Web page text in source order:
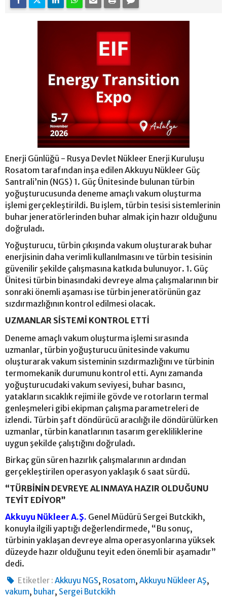
Enerji Günlüğü - Rusya Devlet Nükleer Enerji Kuruluşu
Rosatom tarafından inşa edilen Akkuyu Nükleer Güç
Santrali’nin (NGS) 1. Güç Ünitesinde bulunan türbin
yoğuşturucusunda deneme amaçlı vakum oluşturma
işlemi gerçekleştirildi. Bu işlem, türbin tesisi sistemlerinin
buhar jeneratörlerinden buhar almak için hazır olduğunu
doğruladı.
Yoğuşturucu, türbin çıkışında vakum oluşturarak buhar
enerjisinin daha verimli kullanılmasını ve türbin tesisinin
güvenilir şekilde çalışmasına katkıda bulunuyor. 1. Güç
Ünitesi türbin binasındaki devreye alma çalışmalarının bir
sonraki önemli aşaması ise türbin jeneratörünün gaz
sızdırmazlığının kontrol edilmesi olacak.
UZMANLAR SİSTEMİ KONTROL ETTİ
Deneme amaçlı vakum oluşturma işlemi sırasında
uzmanlar, türbin yoğuşturucu ünitesinde vakumu
oluşturarak vakum sisteminin sızdırmazlığını ve türbinin
termomekanik durumunu kontrol etti. Aynı zamanda
yoğuşturucudaki vakum seviyesi, buhar basıncı,
yatakların sıcaklık rejimi ile gövde ve rotorların termal
genleşmeleri gibi ekipman çalışma parametreleri de
izlendi. Türbin şaft döndürücü aracılığı ile döndürülürken
uzmanlar, türbin kanatlarının tasarım gerekliliklerine
uygun şekilde çalıştığını doğruladı.
Birkaç gün süren hazırlık çalışmalarının ardından
gerçekleştirilen operasyon yaklaşık 6 saat sürdü.
“TÜRBİNİN DEVREYE ALINMAYA HAZIR OLDUĞUNU
TEYİT EDİYOR”
Akkuyu Nükleer A.Ş. Genel Müdürü Sergei Butckikh,
konuyla ilgili yaptığı değerlendirmede, “Bu sonuç,
türbinin yaklaşan devreye alma operasyonlarına yüksek
düzeyde hazır olduğunu teyit eden önemli bir aşamadır”
dedi.
Etiketler : Akkuyu NGS, Rosatom,Akkuyu Nükleer AŞ,
vakum, buhar, Sergei Butckikh